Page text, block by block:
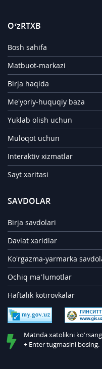
O‘zRTXB
Bosh sahifa
Matbuot-markazi
Birja haqida
Me'yoriy-huquqiy baza
Yuklab olish uchun
Muloqot uchun
Interaktiv xizmatlar
Sayt xaritasi
SAVDOLAR
Birja savdolari
Davlat xaridlar
Ko'rgazma-yarmarka
Ochiq ma’lumotlar
Haftalik kotirovkalar
Matnda xatolikni
+ Enter tugmasini bosing.